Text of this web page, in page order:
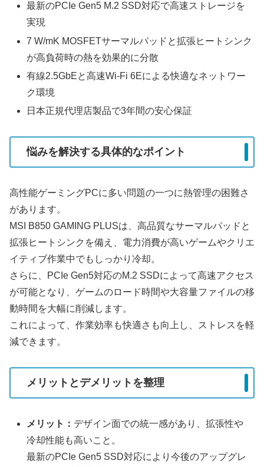
最新のPCIe Gen5 M.2 SSD対応で高速ストレージを
実現
7 W/mK MOSFETサーマルパッドと拡張ヒートシンク
が高負荷時の熱を効果的に分散
有線2.5GbEと高速Wi-Fi 6Eによる快適なネットワー
ク環境
日本正規代理店製品で3年間の安心保証
悩みを解決する具体的なポイント
高性能ゲーミングPCに多い問題の一つに熱管理の困難さ
があります。
MSI B850 GAMING PLUSは、高品質なサーマルパッドと
拡張ヒートシンクを備え、電力消費が高いゲームやクリエ
イティブ作業中でもしっかり冷却。
さらに、PCIe Gen5対応のM.2 SSDによって高速アクセス
が可能となり、ゲームのロード時間や大容量ファイルの移
動時間を大幅に削減します。
これによって、作業効率も快適さも向上し、ストレスを軽
減できます。
メリットとデメリットを整理
メリット： デザイン面での統一感があり、拡張性や
冷却性能も高いこと。
最新のPCIe Gen5 SSD対応により今後のアップグレ